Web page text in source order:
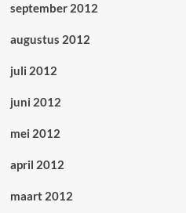
september 2012
augustus 2012
juli 2012
juni 2012
mei 2012
april 2012
maart 2012